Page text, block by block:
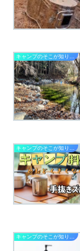
キャンプのそこが知りたい
キャンプのそこが知りたい